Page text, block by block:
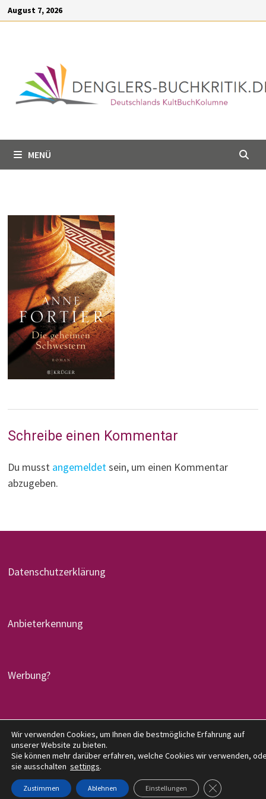
springen
Zum
Inhalt
August 7, 2026
MENÜ
Schreibe einen Kommentar
Du musst angemeldetsein, um einen Kommentar
abzugeben.
Datenschutzerklärung
Anbieterkennung
Werbung?
Copyright © 2026denglers-buchkritik.de. Mit Stolz
präsentiert von WordPress
Wir verwenden Cookies, um Ihnen die bestmögliche Erfahrung auf
unserer Website zu bieten.
Sie können mehr darüber erfahren, welche Cookies wir verwenden,
sie ausschalten settings.
Zustimmen Ablehnen Einstellungen GDPR COOKIE-